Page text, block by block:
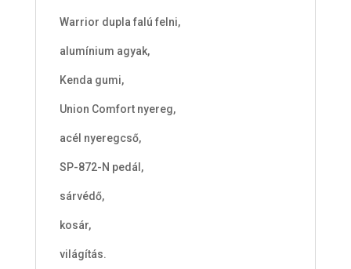
Warrior dupla falú felni,
alumínium agyak,
Kenda gumi,
Union Comfort nyereg,
acél nyeregcső,
SP-872-N pedál,
sárvédő,
kosár,
világítás.